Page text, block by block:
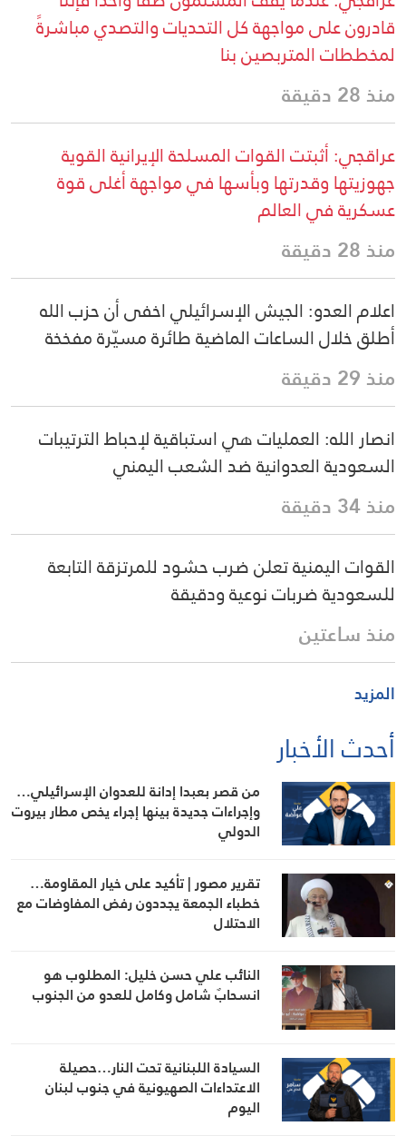
قادرون على مواجهة كل التحديات والتصدي مباشرةً
لمخططات المتربصين بنا
منذ 28 دقيقة
عراقجي: أثبتت القوات المسلحة الإيرانية القوية
جهوزيتها وقدرتها وبأسها في مواجهة أغلى قوة
عسكرية في العالم
منذ 28 دقيقة
اعلام العدو: الجيش الإسرائيلي اخفى أن حزب الله
أطلق خلال الساعات الماضية طائرة مسيّرة مفخخة
منذ 29 دقيقة
انصار الله: العمليات هي استباقية لإحباط الترتيبات
السعودية العدوانية ضد الشعب اليمني
منذ 34 دقيقة
القوات اليمنية تعلن ضرب حشود للمرتزقة التابعة
للسعودية ضربات نوعية ودقيقة
منذ ساعتين
المزيد
أحدث الأخبار
من قصر بعبدا إدانة للعدوان الإسرائيلي…
وإجراءات جديدة بينها إجراء يخص مطار بيروت
الدولي
تقرير مصور | تأكيد على خيار المقاومة…
خطباء الجمعة يجددون رفض المفاوضات مع
الاحتلال
النائب علي حسن خليل: المطلوب هو
انسحابٌ شامل وكامل للعدو من الجنوب
السيادة اللبنانية تحت النار…حصيلة
الاعتداءات الصهيونية في جنوب لبنان
اليوم